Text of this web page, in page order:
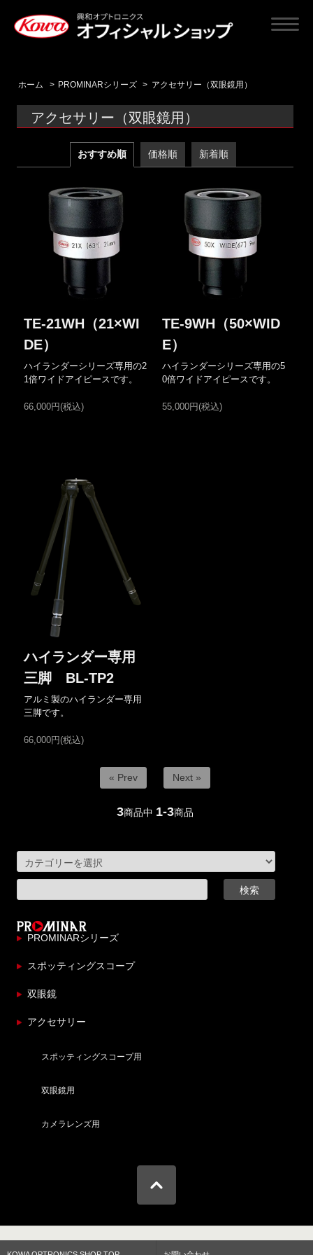
ホーム > PROMINARシリーズ > アクセサリー（双眼鏡用）
アクセサリー（双眼鏡用）
おすすめ順 価格順 新着順
TE-21WH（21×WI
DE）
ハイランダーシリーズ専用の2
1倍ワイドアイピースです。
66,000円(税込)
TE-9WH（50×WID
E）
ハイランダーシリーズ専用の5
0倍ワイドアイピースです。
55,000円(税込)
ハイランダー専用
三脚 BL-TP2
アルミ製のハイランダー専用
三脚です。
66,000円(税込)
« Prev Next »
3商品中 1-3商品
PROMINARシリーズ
スポッティングスコープ
双眼鏡
アクセサリー
スポッティングスコープ用
双眼鏡用
カメラレンズ用